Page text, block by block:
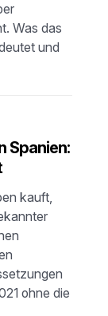
Was das
und
Spanien:
kauft,
ohne die